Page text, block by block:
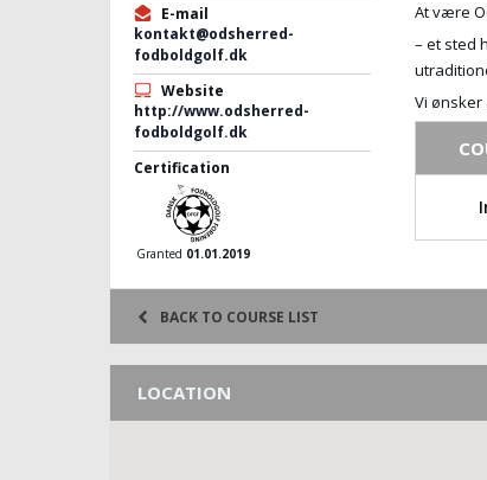
E-mail
kontakt@odsherred-
fodboldgolf.dk
Website
http://www.odsherred-
fodboldgolf.dk
Certification
Granted 01.01.2019
At være
– et sted
Vi
BACK TO COURSE LIST
LOCATION